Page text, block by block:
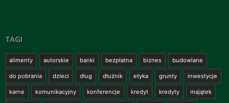
TAGI
alimenty autorskie banki bezpłatna biznes budowlane
do pobrania dzieci dług dłużnik etyka grunty inwestycje
karne komunikacyjny konferencje kredyt kredyty majątek